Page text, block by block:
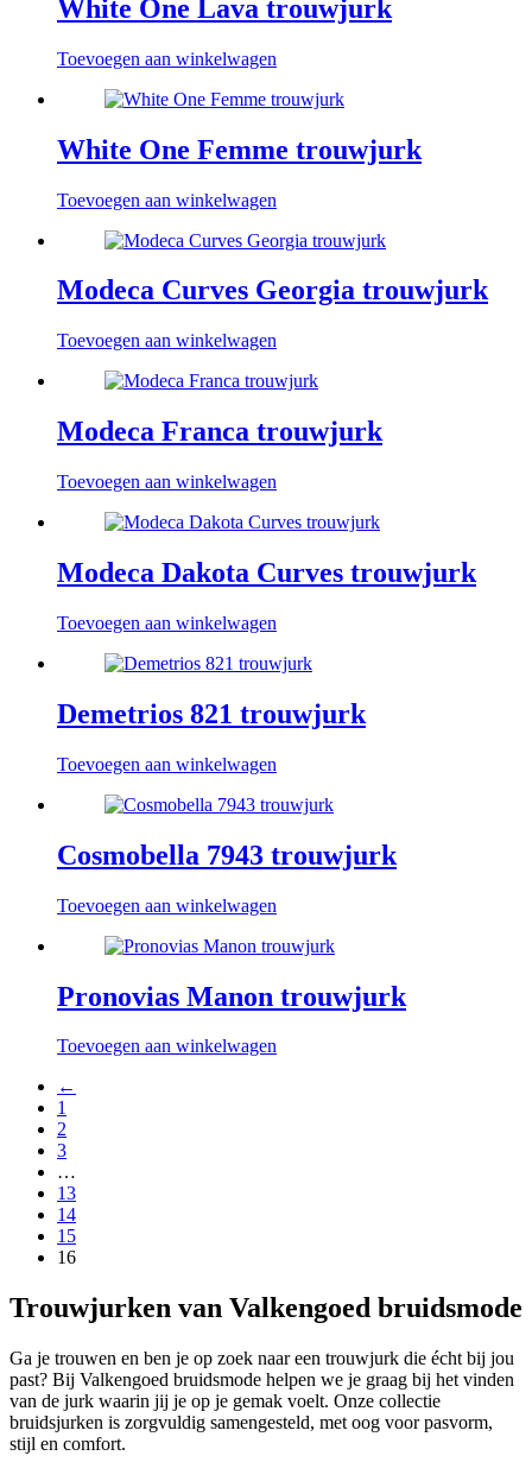
White One Lava trouwjurk
Toevoegen aan winkelwagen
White One Femme trouwjurk
Toevoegen aan winkelwagen
Modeca Curves Georgia trouwjurk
Toevoegen aan winkelwagen
Modeca Franca trouwjurk
Toevoegen aan winkelwagen
Modeca Dakota Curves trouwjurk
Toevoegen aan winkelwagen
Demetrios 821 trouwjurk
Toevoegen aan winkelwagen
Cosmobella 7943 trouwjurk
Toevoegen aan winkelwagen
Pronovias Manon trouwjurk
Toevoegen aan winkelwagen
←
1
2
3
…
13
14
15
16
Trouwjurken van Valkengoed bruidsmode
Ga je trouwen en ben je op zoek naar een trouwjurk die écht bij jou
past? Bij Valkengoed bruidsmode helpen we je graag bij het vinden
van de jurk waarin jij je op je gemak voelt. Onze collectie
bruidsjurken is zorgvuldig samengesteld, met oog voor pasvorm,
stijl en comfort.